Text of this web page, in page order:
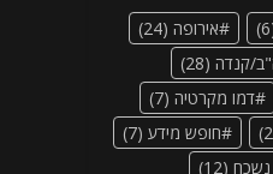
אירופה (24)
קנדה (28)
דמו מקרטיה (7)
חופש מידע (7)
(12)